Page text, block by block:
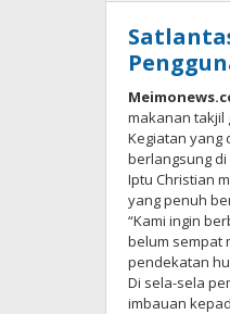
makanan takjil
Kegiatan yang
berlangsung
Iptu Christian
yang penuh
“Kami ingin
belum sempat
pendekatan
Di sela-sela
imbauan